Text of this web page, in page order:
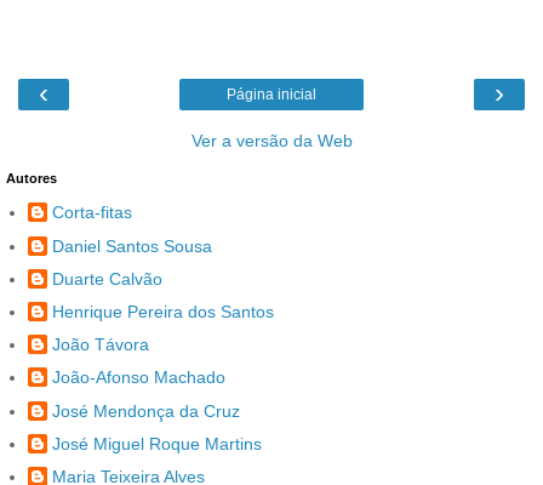
‹ ›
Página inicial
Ver a versão da Web
Autores
Corta-fitas
Daniel Santos Sousa
Duarte Calvão
Henrique Pereira dos Santos
João Távora
João-Afonso Machado
José Mendonça da Cruz
José Miguel Roque Martins
Maria Teixeira Alves